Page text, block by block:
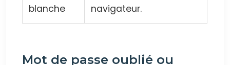
blanche
navigateur.
Mot de passe oublié ou